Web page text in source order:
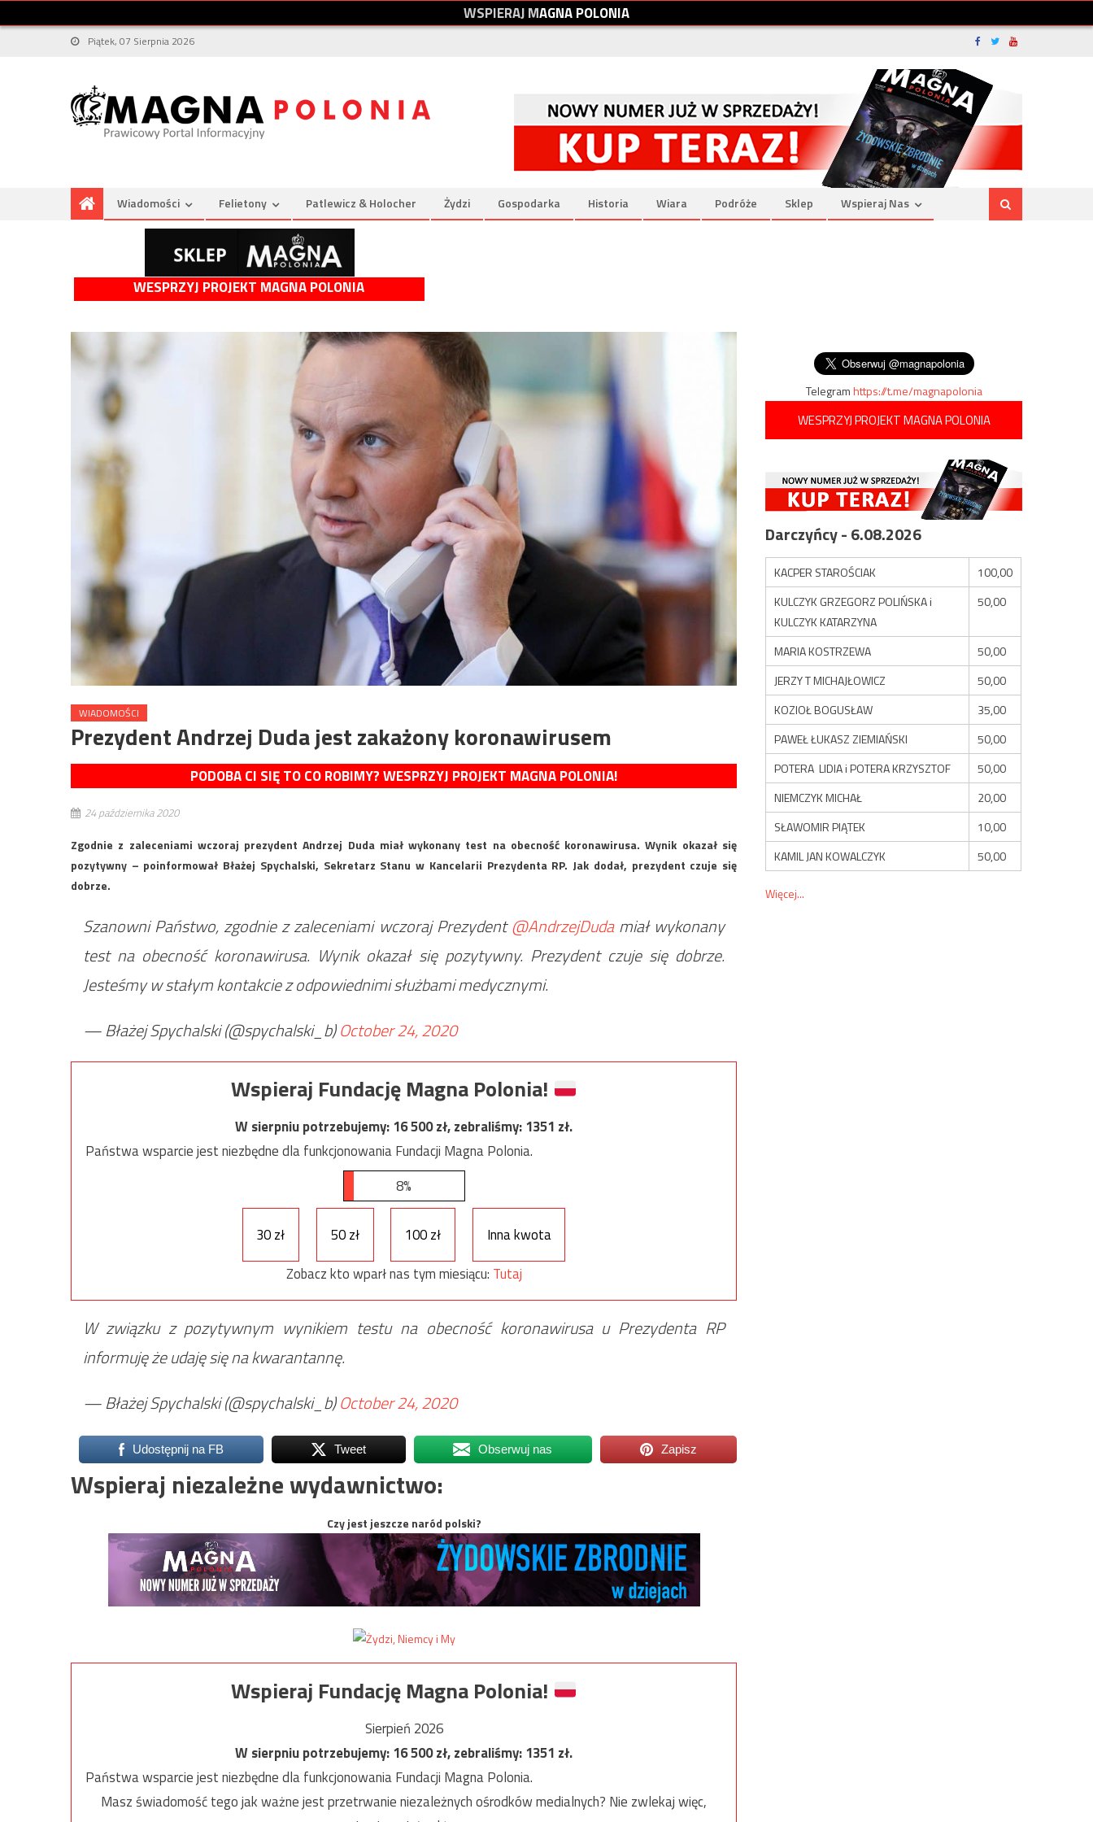
WSPIERAJMAGNAPOLONIA
Piątek, 07 Sierpnia 2026
Wiadomości Felietony Patlewicz & Holocher Żydzi Gospodarka Historia Wiara Podróże Sklep Wspieraj Nas
WESPRZYJ PROJEKT MAGNA POLONIA
WIADOMOŚCI
Prezydent Andrzej Duda jest zakażony koronawirusem
PODOBA CI SIĘ TO CO ROBIMY? WESPRZYJ PROJEKT MAGNA POLONIA!
24 października 2020
Zgodnie z zaleceniami wczoraj prezydent Andrzej Duda miał wykonany test na obecność koronawirusa. Wynik okazał się
pozytywny – poinformował Błażej Spychalski, Sekretarz Stanu w Kancelarii Prezydenta RP. Jak dodał, prezydent czuje się
dobrze.
Szanowni Państwo, zgodnie z zaleceniami wczoraj Prezydent@AndrzejDudamiał wykonany
test na obecność koronawirusa. Wynik okazał się pozytywny. Prezydent czuje się dobrze.
Jesteśmy w stałym kontakcie z odpowiednimi służbami medycznymi.
— Błażej Spychalski (@spychalski_b)October 24, 2020
Wspieraj Fundację Magna Polonia!
W sierpniu potrzebujemy:16 500zł, zebraliśmy:1351 zł.
Państwa wsparcie jest niezbędne dla funkcjonowania Fundacji Magna Polonia.
8%
30 zł 50 zł 100 zł
Inna kwota
Zobacz kto wparł nas tym miesiącu: Tutaj
W związku z pozytywnym wynikiem testu na obecność koronawirusa u Prezydenta RP
informuję że udaję się na kwarantannę.
— Błażej Spychalski (@spychalski_b)October 24, 2020
Udostępnij na FB Tweet Obserwuj nas Zapisz
Wspieraj niezależne wydawnictwo:
Czy jest jeszcze naród polski?
Wspieraj Fundację Magna Polonia!
Sierpień 2026
W sierpniu potrzebujemy:16 500zł, zebraliśmy:1351 zł.
Państwa wsparcie jest niezbędne dla funkcjonowania Fundacji Magna Polonia.
Masz świadomość tego jak ważne jest przetrwanie niezależnych ośrodków medialnych? Nie zwlekaj więc,
Telegramhttps://t.me/magnapolonia
WESPRZYJ PROJEKT MAGNA POLONIA
Darczyńcy - 6.08.2026
KACPER STAROŚCIAK
100,00
KULCZYK GRZEGORZ POLIŃSKA i
KULCZYK KATARZYNA
50,00
MARIA KOSTRZEWA
50,00
JERZY T MICHAJŁOWICZ
50,00
KOZIOŁ BOGUSŁAW
35,00
PAWEŁ ŁUKASZ ZIEMIAŃSKI
50,00
POTERA LIDIA i POTERA KRZYSZTOF
50,00
NIEMCZYK MICHAŁ
20,00
SŁAWOMIR PIĄTEK
10,00
KAMIL JAN KOWALCZYK
50,00
Więcej...